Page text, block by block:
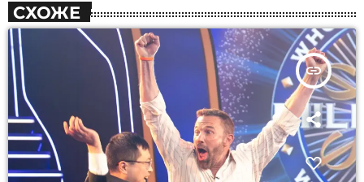
СХОЖЕ
insert_link